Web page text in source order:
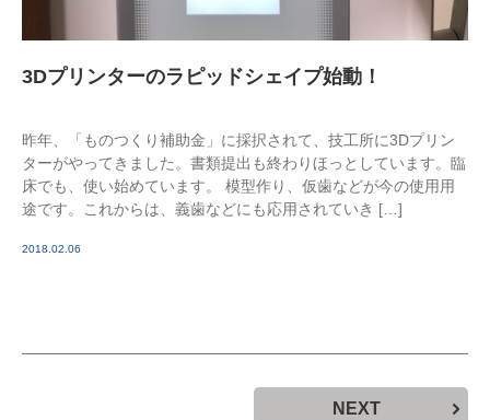
3Dプリンターのラピッドシェイプ始動！
昨年、「ものつくり補助金」に採択されて、技工所に3Dプリン
ターがやってきました。書類提出も終わりほっとしています。臨
床でも、使い始めています。 模型作り、仮歯などが今の使用用
途です。これからは、義歯などにも応用されていき […]
2018.02.06
NEXT